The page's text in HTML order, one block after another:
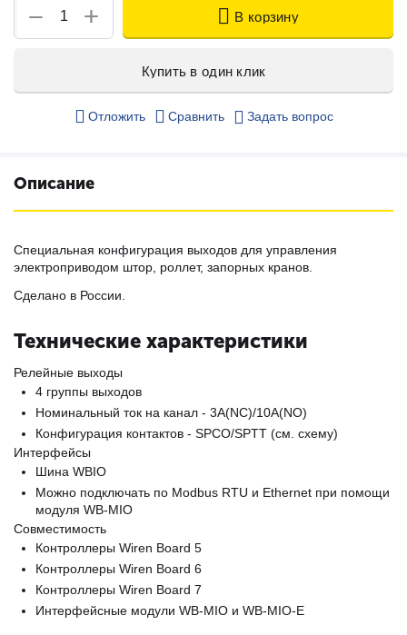
+
− В корзину
Купить в один клик
Отложить Сравнить Задать вопрос
Описание
Специальная конфигурация выходов для управления
электроприводом штор, роллет, запорных кранов.
Сделано в России.
Технические характеристики
Релейные выходы
4 группы выходов
Номинальный ток на канал - 3А(NC)/10А(NO)
Конфигурация контактов - SPCO/SPTT (см. схему)
Интерфейсы
Шина WBIO
Можно подключать по Modbus RTU и Ethernet при помощи
модуля WB-MIO
Совместимость
Контроллеры Wiren Board 5
Контроллеры Wiren Board 6
Контроллеры Wiren Board 7
Интерфейсные модули WB-MIO и WB-MIO-E